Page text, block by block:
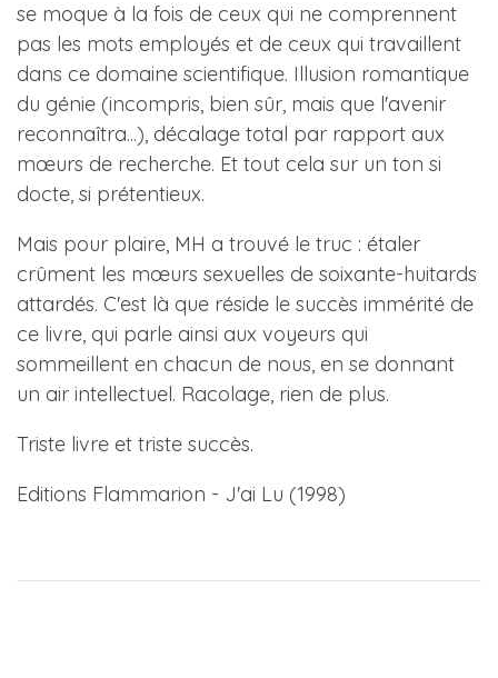
se moque à la fois de ceux qui ne comprennent
pas les mots employés et de ceux qui travaillent
dans ce domaine scientifique. Illusion romantique
du génie (incompris, bien sûr, mais que l'avenir
reconnaîtra...), décalage total par rapport aux
mœurs de recherche. Et tout cela sur un ton si
docte, si prétentieux.
Mais pour plaire, MH a trouvé le truc : étaler
crûment les mœurs sexuelles de soixante-huitards
attardés. C'est là que réside le succès immérité de
ce livre, qui parle ainsi aux voyeurs qui
sommeillent en chacun de nous, en se donnant
un air intellectuel. Racolage, rien de plus.
Triste livre et triste succès.
Editions Flammarion - J'ai Lu (1998)